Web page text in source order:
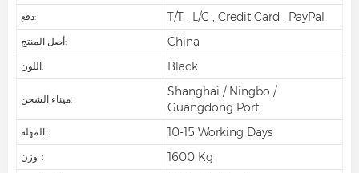
دفع: T/T , L/C , Credit Card , PayPal
أصل المنتج: China
اللون: Black
ميناء الشحن:
Shanghai / Ningbo /
Guangdong Port
المهلة： 10-15 Working Days
وزن： 1600 Kg